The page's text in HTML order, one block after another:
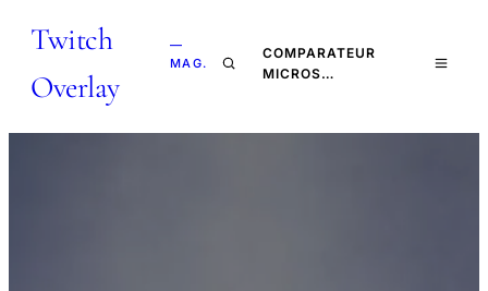
Twitch
Overlay
—
MAG.
COMPARATEUR
MICROS…